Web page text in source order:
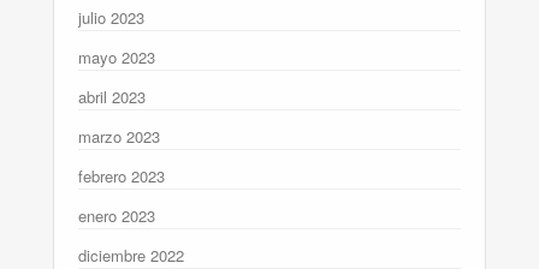
julio 2023
mayo 2023
abril 2023
marzo 2023
febrero 2023
enero 2023
diciembre 2022